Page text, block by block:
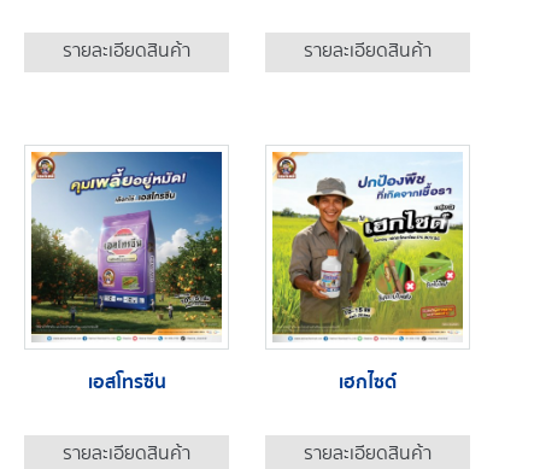
รายละเอียดสินค้า รายละเอียดสินค้า
เอสโทรซีน
รายละเอียดสินค้า
เฮกไซด์
รายละเอียดสินค้า